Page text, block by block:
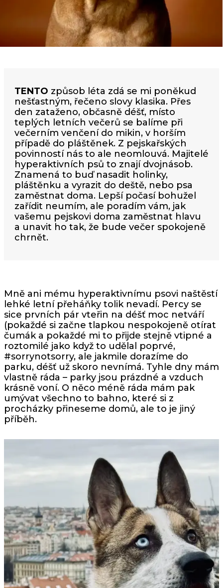
TENTO způsob léta zdá se mi poněkud
nešťastným, řečeno slovy klasika. Přes
den zataženo, občasně déšť, místo
teplých letních večerů se balíme při
večerním venčení do mikin, v horším
případě do pláštěnek. Z pejskařských
povinností nás to ale neomlouvá. Majitelé
hyperaktivních psů to znají dvojnásob.
Znamená to buď nasadit holinky,
pláštěnku a vyrazit do deště, nebo psa
zaměstnat doma. Lepší počasí bohužel
zařídit neumím, ale poradím vám, jak
vašemu pejskovi doma zaměstnat hlavu
a unavit ho tak, že bude večer spokojeně
chrnět.
Mně ani mému hyperaktivnímu psovi naštěstí
lehké letní přeháňky tolik nevadí. Percy se
sice prvních pár vteřin na déšť moc netváří
(pokaždé si začne tlapkou nespokojeně otírat
čumák a pokaždé mi to přijde stejně vtipné a
roztomilé jako když to udělal poprvé,
#sorrynotsorry, ale jakmile dorazíme do
parku, déšť už skoro nevnímá. Tyhle dny mám
vlastně ráda – parky jsou prázdné a vzduch
krásně voní. O něco méně ráda mám pak
umývat všechno to bahno, které si z
procházky přineseme domů, ale to je jiný
příběh.